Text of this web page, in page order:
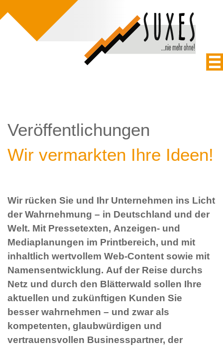
Veröffentlichungen
Wir vermarkten Ihre Ideen!
Wir rücken Sie und Ihr Unternehmen ins Licht
der Wahrnehmung – in Deutschland und der
Welt. Mit Pressetexten, Anzeigen- und
Mediaplanungen im Printbereich, und mit
inhaltlich wertvollem Web-Content sowie mit
Namensentwicklung. Auf der Reise durchs
Netz und durch den Blätterwald sollen Ihre
aktuellen und zukünftigen Kunden Sie
besser wahrnehmen – und zwar als
kompetenten, glaubwürdigen und
vertrauensvollen Businesspartner, der